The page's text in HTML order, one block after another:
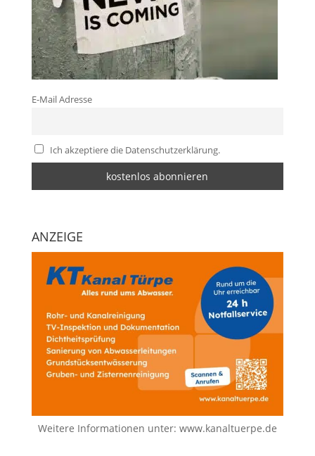
E-Mail Adresse
Ich akzeptiere die Datenschutzerklärung.
ANZEIGE
Weitere Informationen unter: www.kanaltuerpe.de